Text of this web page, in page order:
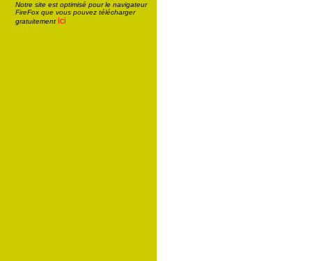
Notre site est optimisé pour le navigateur
FireFox que vous pouvez télécharger
gratuitement ici